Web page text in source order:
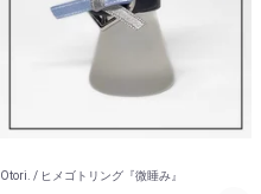
Otori. / ヒメゴトリング『微睡み』